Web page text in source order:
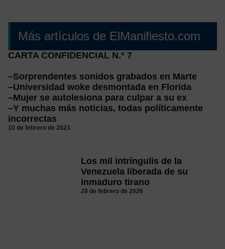
Más artículos de ElManifiesto.com
CARTA CONFIDENCIAL N.º 7
–Sorprendentes sonidos grabados en Marte
–Universidad woke desmontada en Florida
–Mujer se autolesiona para culpar a su ex
–Y muchas más noticias, todas políticamente
incorrectas
10 de febrero de 2023
Los mil intríngulis de la
Venezuela liberada de su
inmaduro tirano
28 de febrero de 2026